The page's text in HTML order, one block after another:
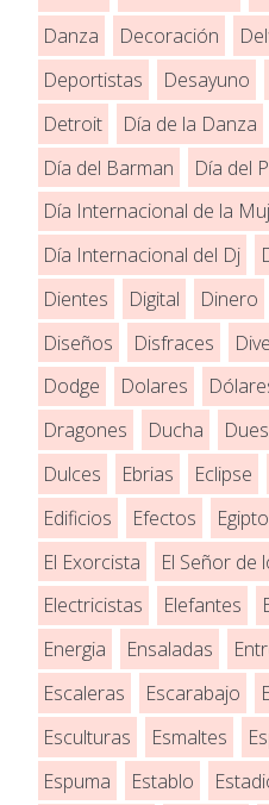
Danza
Decoración
Deportistas
Desayuno
Detroit
Día de la Danza
Día del Barman
Día del
Día Internacional de la
Día Internacional del Dj
Dientes
Digital Dinero
Diseños
Disfraces
Dodge
Dolares
Dragones
Ducha
Dulces
Ebrias Eclipse
Edificios
Efectos Egipto
El Exorcista
El Señor de
Electricistas
Elefantes
Energia
Ensaladas
Escaleras
Escarabajo
Esculturas
Esmaltes
Espuma
Establo